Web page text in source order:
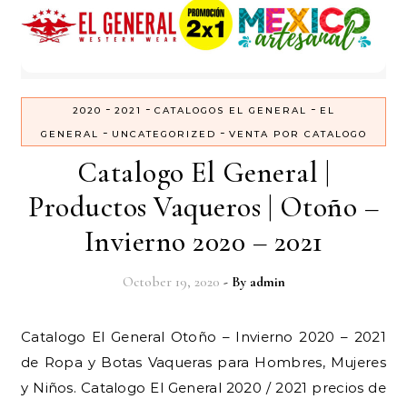
2020 - 2021 - CATALOGOS EL GENERAL - EL
GENERAL - UNCATEGORIZED - VENTA POR CATALOGO
Catalogo El General |
Productos Vaqueros | Otoño –
Invierno 2020 – 2021
October 19, 2020 - By admin
Catalogo El General Otoño – Invierno 2020 – 2021
de Ropa y Botas Vaqueras para Hombres, Mujeres
y Niños. Catalogo El General 2020 / 2021 precios de